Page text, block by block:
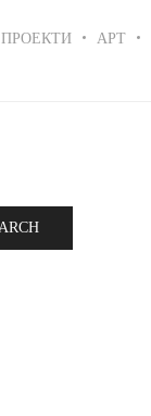
ПРОЕКТИ АРТ